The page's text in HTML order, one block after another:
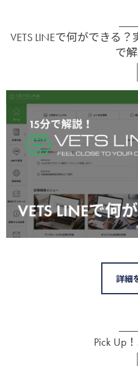
VETS LINEで何ができる
で解
詳細
Pick Up